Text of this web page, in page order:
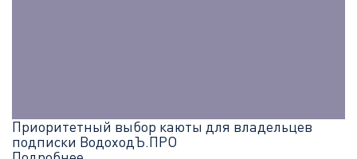
Приоритетный выбор каюты для владельцев
подписки ВодоходЪ.ПРО